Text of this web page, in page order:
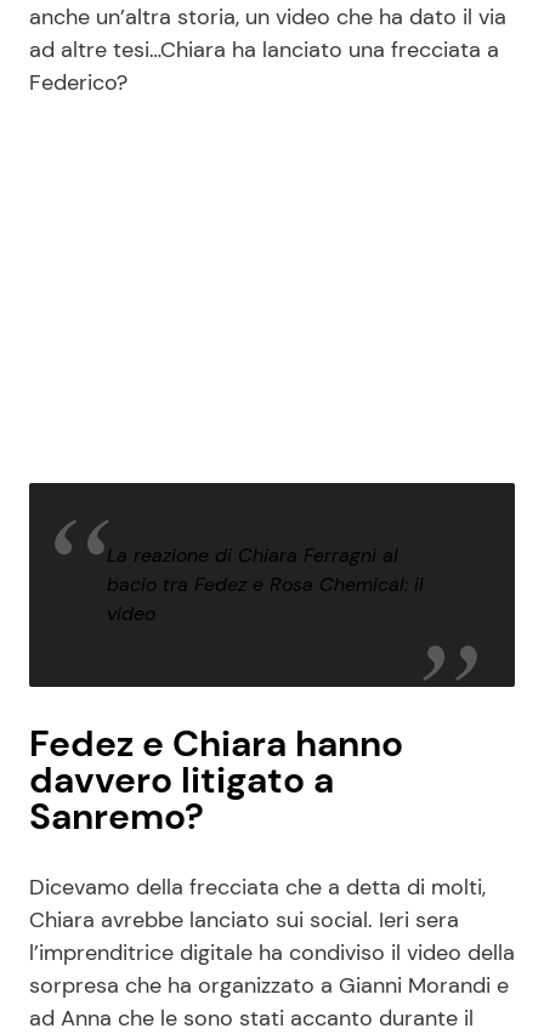
anche un’altra storia, un video che ha dato il via
ad altre tesi…Chiara ha lanciato una frecciata a
Federico?
La reazione di Chiara Ferragni al
bacio tra Fedez e Rosa Chemical: il
video
Fedez e Chiara hanno
davvero litigato a
Sanremo?
Dicevamo della frecciata che a detta di molti,
Chiara avrebbe lanciato sui social. Ieri sera
l’imprenditrice digitale ha condiviso il video della
sorpresa che ha organizzato a Gianni Morandi e
ad Anna che le sono stati accanto durante il